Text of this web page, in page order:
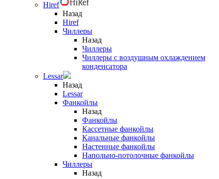
Hiref
Назад
Hiref
Чиллеры
Назад
Чиллеры
Чиллеры с воздушным охлаждением
конденсатора
Lessar
Назад
Lessar
Фанкойлы
Назад
Фанкойлы
Кассетные фанкойлы
Канальные фанкойлы
Настенные фанкойлы
Напольно-потолочные фанкойлы
Чиллеры
Назад